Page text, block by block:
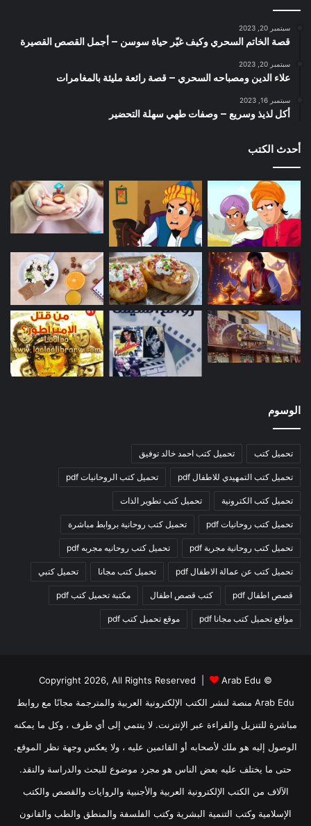
سبتمبر 20, 2023
قصة الخاتم السحري وكيف غيّر حياة سوسن – أجمل القصص القصيرة
سبتمبر 20, 2023
علاء الدين ومصباحه السحري – قصة رائعة مليئة بالمغامرات
سبتمبر 16, 2023
أكل لذيذ وسريع – وصفات طهي سهلة التحضير
أحدث الكتب
الوسوم
تحميل كتب تحميل كتب احمد خالد توفيق
تحميل كتب التمهيدي للاطفال pdf تحميل كتب الروحانيات pdf
تحميل كتب الكترونية تحميل كتب تطوير الذات
تحميل كتب روحانيات pdf تحميل كتب روحانية بروابط مباشرة
تحميل كتب روحانية مجربة pdf تحميل كتب روحانيه مجربه pdf
تحميل كتب عن عمالة الاطفال pdf تحميل كتب مجانا تحميل كتبي
قصص اطفال pdf كتب قصص اطفال مكتبة تحميل كتب pdf
مواقع تحميل كتب مجانا pdf موقع تحميل كتب pdf
© Copyright 2026, All Rights Reserved |
Arab Edu
Arab Edu منصة لنشر الكتب الإلكترونية العربية والمترجمة مجانًا مع روابط
مباشرة للتنزيل والقراءة عبر الإنترنت. لا ينتمي إلى أي طرف ، وكل ما يمكنه
الوصول إليه هو ملك لأصحابه أو القائمين عليه ، ولا يعكس وجهة نظر الموقع.
حتى ما يختلف عليه بعض الناس هو مجرد موضوع للبحث والدراسة والنقد.
الآلاف من الكتب الإلكترونية العربية والأجنبية والروايات والقصص والكتب
الإسلامية وكتب التنمية البشرية وكتب الفلسفة والمنطق والطب والقانون